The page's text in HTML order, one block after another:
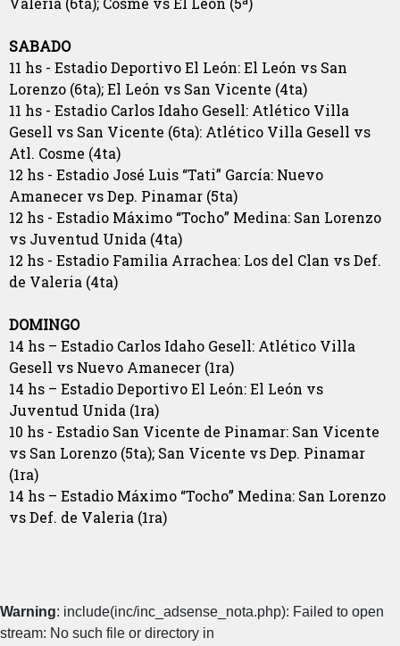
SABADO
11 hs - Estadio Deportivo El León: El León vs San
Lorenzo (6ta); El León vs San Vicente (4ta)
11 hs - Estadio Carlos Idaho Gesell: Atlético Villa
Gesell vs San Vicente (6ta): Atlético Villa Gesell vs
Atl. Cosme (4ta)
12 hs - Estadio José Luis “Tati” García: Nuevo
Amanecer vs Dep. Pinamar (5ta)
12 hs - Estadio Máximo “Tocho” Medina: San Lorenzo
vs Juventud Unida (4ta)
12 hs - Estadio Familia Arrachea: Los del Clan vs Def.
de Valeria (4ta)
DOMINGO
14 hs – Estadio Carlos Idaho Gesell: Atlético Villa
Gesell vs Nuevo Amanecer (1ra)
14 hs – Estadio Deportivo El León: El León vs
Juventud Unida (1ra)
10 hs - Estadio San Vicente de Pinamar: San Vicente
vs San Lorenzo (5ta); San Vicente vs Dep. Pinamar
(1ra)
14 hs – Estadio Máximo “Tocho” Medina: San Lorenzo
vs Def. de Valeria (1ra)
Warning: include(inc/inc_adsense_nota.php): Failed to open
stream: No such file or directory in